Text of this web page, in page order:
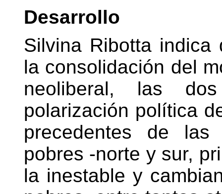
Desarrollo
Silvina Ribotta
la consolidación del
neoliberal, las
polarización política
precedentes de
pobres -norte y sur,
la inestable y